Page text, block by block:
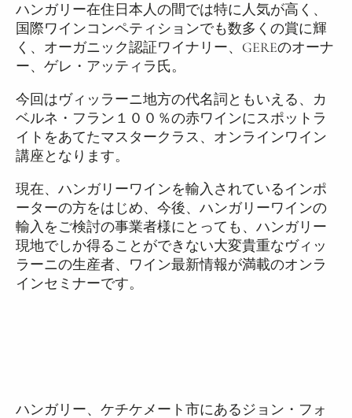
ハンガリー在住日本人の間では特に人気が高く、
国際ワインコンペティションでも数多くの賞に輝
く、オーガニック認証ワイナリー、GEREのオーナ
ー、ゲレ・アッティラ氏。
今回はヴィッラーニ地方の代名詞ともいえる、カ
ベルネ・フラン１００％の赤ワインにスポットラ
イトをあてたマスタークラス、オンラインワイン
講座となります。
現在、ハンガリーワインを輸入されているインポ
ーターの方をはじめ、今後、ハンガリーワインの
輸入をご検討の事業者様にとっても、ハンガリー
現地でしか得ることができない大変貴重なヴィッ
ラーニの生産者、ワイン最新情報が満載のオンラ
インセミナーです。
ハンガリー、ケチケメート市にあるジョン・フォ